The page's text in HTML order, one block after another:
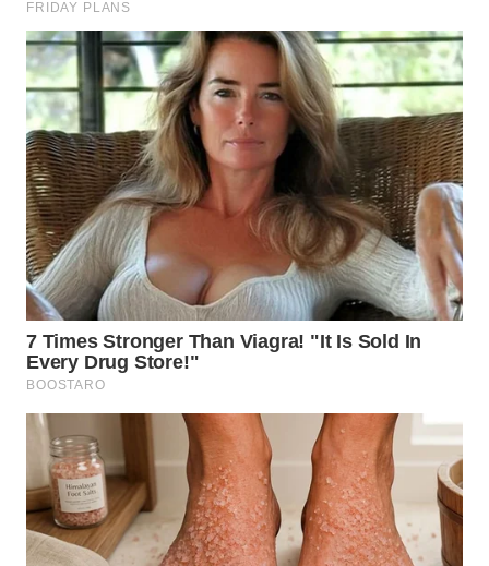
GORONTALO
WN
SULUT
WN
MALUKU
WN
MALUT
WN
DAIRI
WN
DANAU
TOBA
WN
NIAS